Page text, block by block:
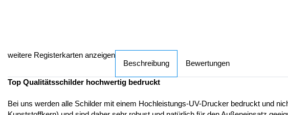
weitere Registerkarten anzeigen
Beschreibung
Bewertungen
Top Qualitätsschilder hochwertig bedruckt
Bei uns werden alle Schilder mit einem Hochleistungs-UV-Drucker bedruckt und